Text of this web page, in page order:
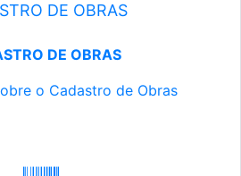
DE OBRAS
DE OBRAS
o Cadastro de Obras